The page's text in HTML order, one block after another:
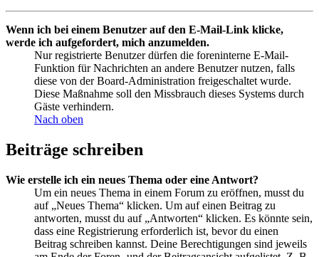
Wenn ich bei einem Benutzer auf den E-Mail-Link klicke,
werde ich aufgefordert, mich anzumelden.
Nur registrierte Benutzer dürfen die foreninterne E-Mail-
Funktion für Nachrichten an andere Benutzer nutzen, falls
diese von der Board-Administration freigeschaltet wurde.
Diese Maßnahme soll den Missbrauch dieses Systems durch
Gäste verhindern.
Nach oben
Beiträge schreiben
Wie erstelle ich ein neues Thema oder eine Antwort?
Um ein neues Thema in einem Forum zu eröffnen, musst du
auf „Neues Thema“ klicken. Um auf einen Beitrag zu
antworten, musst du auf „Antworten“ klicken. Es könnte sein,
dass eine Registrierung erforderlich ist, bevor du einen
Beitrag schreiben kannst. Deine Berechtigungen sind jeweils